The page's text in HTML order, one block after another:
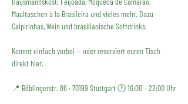
Maultaschen à la Brasileira und vieles mehr. Dazu
Caipirinhas, Wein und brasilianische Softdrinks.
Kommt einfach vorbei — oder reserviert euren Tisch
direkt hier.
📍 Böblingerstr. 86 · 70199 Stuttgart 🕐 16:00 – 22:00 Uhr